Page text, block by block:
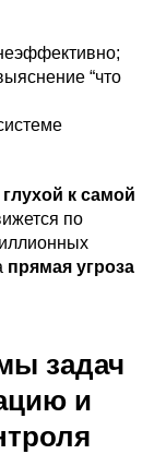
“что
глухой к самой
по
прямая угроза
задач
и